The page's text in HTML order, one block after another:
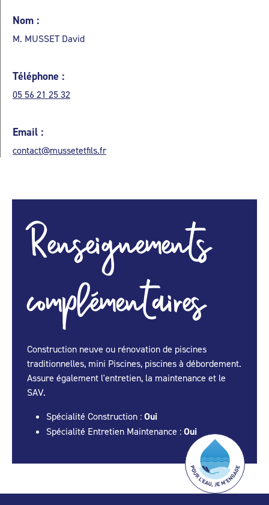
Nom :
M. MUSSET David
Téléphone :
05 56 21 25 32
Email :
contact@mussetetfils.fr
Renseignements
complémentaires
Construction neuve ou rénovation de piscines
traditionnelles, mini Piscines, piscines à débordement.
Assure également l'entretien, la maintenance et le
SAV.
Spécialité Construction : Oui
Spécialité Entretien Maintenance : Oui